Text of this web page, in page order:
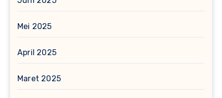
Mei 2025
April 2025
Maret 2025